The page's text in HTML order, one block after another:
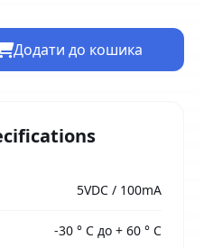
Додати до кошика
5VDC / 100mA
-30 ° C до + 60 ° C